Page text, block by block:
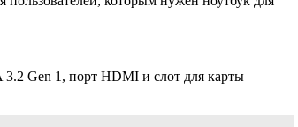
Gen 1, порт HDMI и слот для карты